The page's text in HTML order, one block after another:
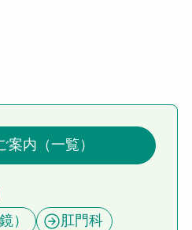
案内（一覧）
）
肛門科